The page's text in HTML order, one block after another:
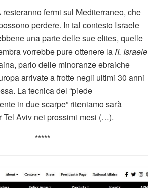
fermi sul Mediterraneo, che
perdere. In tal contesto Israele
una parte delle sue elites, quelle
vorrebbe pure ottenere la II. Israele
parlo delle minoranze ebraiche
arrivate a frotte negli ultimi 30 anni
La tecnica del “piede
in due scarpe” riteniamo sarà
Tel Aviv nei prossimi mesi (…).
*****